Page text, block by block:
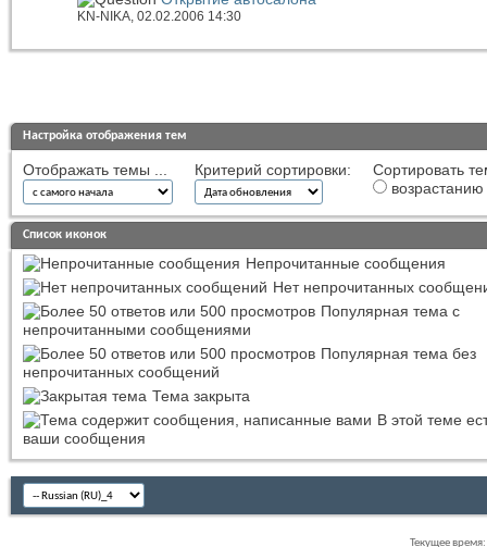
KN-NIKA, 02.02.2006 14:30
Настройка отображения тем
Отображать темы ... Критерий сортировки:
Сортировать
возрастанию
Список иконок
Непрочитанные сообщения
Нет непрочитанных
Популярная тема с
непрочитанными сообщениями
Популярная тема без
непрочитанных сообщений
Тема закрыта
В этой теме
ваши сообщения
Текущее время: